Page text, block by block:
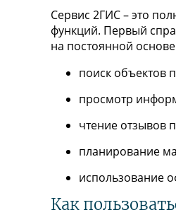
Сервис 2ГИС – это
функций. Первый
на постоянной
поиск объектов
просмотр
чтение отзывов
планирование
использование
Как